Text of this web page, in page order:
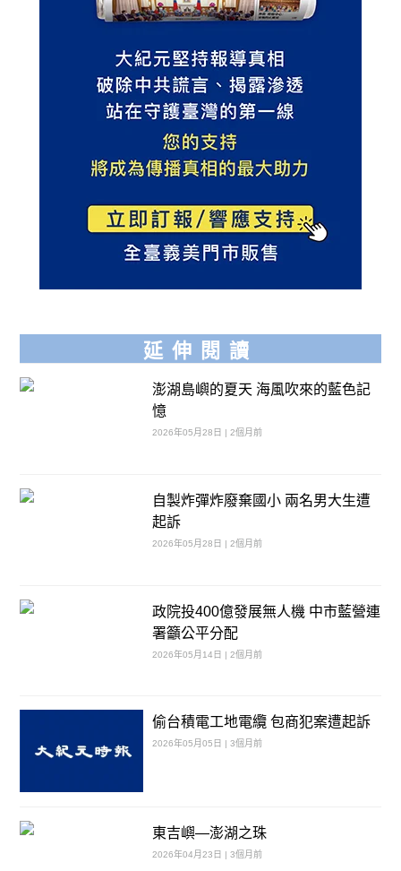
延伸閱讀
澎湖島嶼的夏天 海風吹來的藍色記
憶
2026年05月28日 | 2個月前
自製炸彈炸廢棄國小 兩名男大生遭
起訴
2026年05月28日 | 2個月前
政院投400億發展無人機 中市藍營連
署籲公平分配
2026年05月14日 | 2個月前
偷台積電工地電纜 包商犯案遭起訴
2026年05月05日 | 3個月前
東吉嶼—澎湖之珠
2026年04月23日 | 3個月前